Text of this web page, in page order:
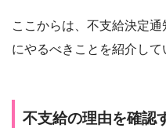
ここからは、不支給決定
にやるべきことを紹介して
不支給の理由を確認